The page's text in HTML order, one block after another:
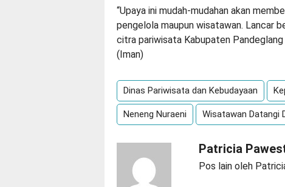
“Upaya ini mudah-mudahan akan
pengelola maupun wisatawan. Lancar
citra pariwisata Kabupaten
(Iman)
Dinas Pariwisata dan Kebudayaan
Neneng Nuraeni Wisatawan Datangi
Patricia
Pos lain oleh